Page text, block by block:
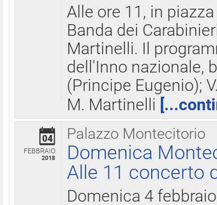
Alle ore 11, in
Banda dei
Martinelli. Il
dell'Inno nazionale,
(Principe Eugenio);
M. Martinelli
Palazzo Montecitorio
04
FEBBRAIO
2018
Domenica
Alle 11 concerto
Domenica 4